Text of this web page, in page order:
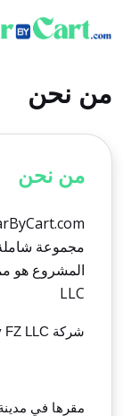
من نحن
من نحن
مجموعة شاملة
المشروع هو
LLC
شركة FZ LLC
مقرها في مدينة